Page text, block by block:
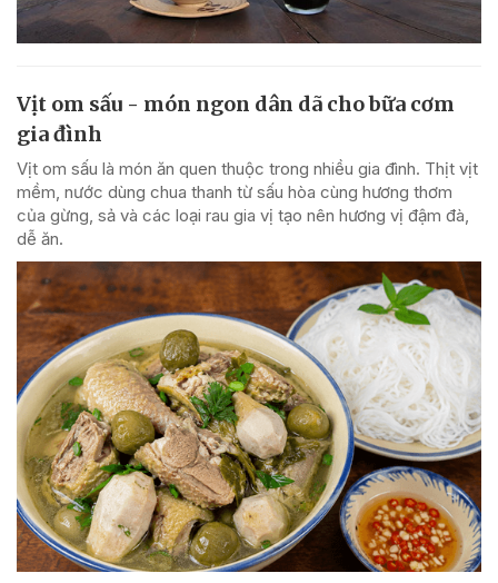
Vịt om sấu - món ngon dân dã cho bữa cơm
gia đình
Vịt om sấu là món ăn quen thuộc trong nhiều gia đình. Thịt vịt
mềm, nước dùng chua thanh từ sấu hòa cùng hương thơm
của gừng, sả và các loại rau gia vị tạo nên hương vị đậm đà,
dễ ăn.